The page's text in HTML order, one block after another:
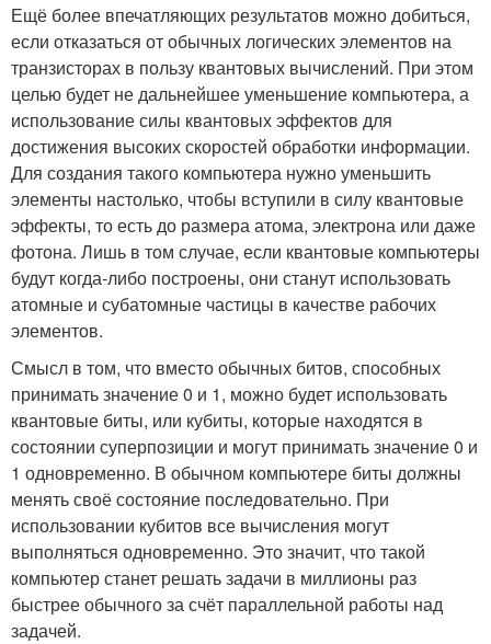
Ещё более впечатляющих результатов можно добиться,
если отказаться от обычных логических элементов на
транзисторах в пользу квантовых вычислений. При этом
целью будет не дальнейшее уменьшение компьютера, а
использование силы квантовых эффектов для
достижения высоких скоростей обработки информации.
Для создания такого компьютера нужно уменьшить
элементы настолько, чтобы вступили в силу квантовые
эффекты, то есть до размера атома, электрона или даже
фотона. Лишь в том случае, если квантовые компьютеры
будут когда-либо построены, они станут использовать
атомные и субатомные частицы в качестве рабочих
элементов.
Смысл в том, что вместо обычных битов, способных
принимать значение 0 и 1, можно будет использовать
квантовые биты, или кубиты, которые находятся в
состоянии суперпозиции и могут принимать значение 0 и
1 одновременно. В обычном компьютере биты должны
менять своё состояние последовательно. При
использовании кубитов все вычисления могут
выполняться одновременно. Это значит, что такой
компьютер станет решать задачи в миллионы раз
быстрее обычного за счёт параллельной работы над
задачей.